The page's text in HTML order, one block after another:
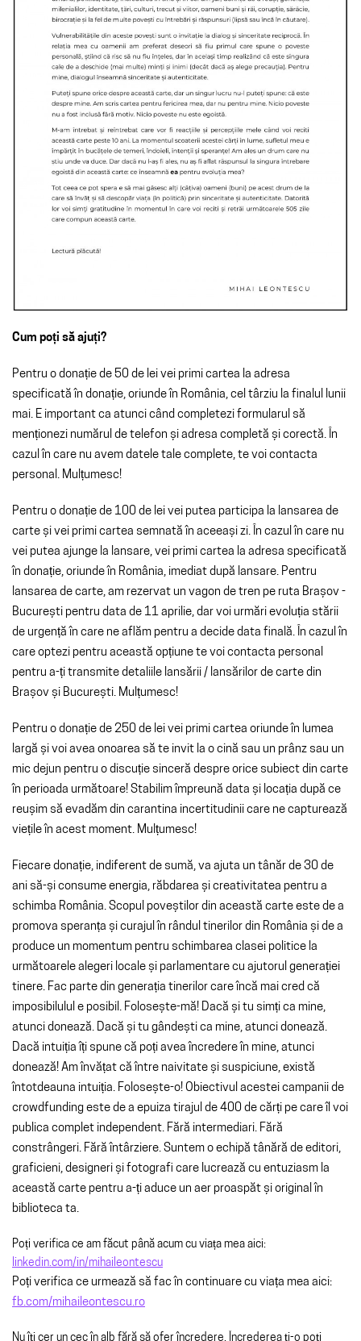
Cum poți să ajuți?
Pentru o donație de 50 de lei vei primi cartea la adresa
specificată în donație, oriunde în România, cel târziu la finalul lunii
mai. E important ca atunci când completezi formularul să
menționezi numărul de telefon și adresa completă și corectă. În
cazul în care nu avem datele tale complete, te voi contacta
personal. Mulțumesc!
Pentru o donație de 100 de lei vei putea participa la lansarea de
carte și vei primi cartea semnată în aceeași zi. În cazul în care nu
vei putea ajunge la lansare, vei primi cartea la adresa specificată
în donație, oriunde în România, imediat după lansare. Pentru
lansarea de carte, am rezervat un vagon de tren pe ruta Brașov -
București pentru data de 11 aprilie, dar voi urmări evoluția stării
de urgență în care ne aflăm pentru a decide data finală. În cazul în
care optezi pentru această opțiune te voi contacta personal
pentru a-ți transmite detaliile lansării / lansărilor de carte din
Brașov și București. Mulțumesc!
Pentru o donație de 250 de lei vei primi cartea oriunde în lumea
largă și voi avea onoarea să te invit la o cină sau un prânz sau un
mic dejun pentru o discuție sinceră despre orice subiect din carte
în perioada următoare! Stabilim împreună data și locația după ce
reușim să evadăm din carantina incertitudinii care ne capturează
viețile în acest moment. Mulțumesc!
Fiecare donație, indiferent de sumă, va ajuta un tânăr de 30 de
ani să-și consume energia, răbdarea și creativitatea pentru a
schimba România. Scopul poveștilor din această carte este de a
promova speranța și curajul în rândul tinerilor din România și de a
produce un momentum pentru schimbarea clasei politice la
următoarele alegeri locale și parlamentare cu ajutorul generației
tinere. Fac parte din generația tinerilor care încă mai cred că
imposibilulul e posibil. Folosește-mă! Dacă și tu simți ca mine,
atunci donează. Dacă și tu gândești ca mine, atunci donează.
Dacă intuiția îți spune că poți avea încredere în mine, atunci
donează! Am învățat că între naivitate și suspiciune, există
întotdeauna intuiția. Folosește-o! Obiectivul acestei campanii de
crowdfunding este de a epuiza tirajul de 400 de cărți pe care îl voi
publica complet independent. Fără intermediari. Fără
constrângeri. Fără întârziere. Suntem o echipă tânără de editori,
graficieni, designeri și fotografi care lucrează cu entuziasm la
această carte pentru a-ți aduce un aer proaspăt și original în
biblioteca ta.
Poți verifica ce am făcut până acum cu viața mea aici:
linkedin.com/in/mihaileontescu
Poți verifica ce urmează să fac în continuare cu viața mea aici:
fb.com/mihaileontescu.ro
Nu îți cer un cec în alb fără să ofer încredere. Încrederea ți-o poți